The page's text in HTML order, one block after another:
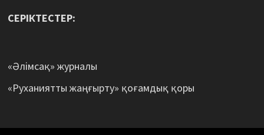
СЕРІКТЕСТЕР:
«Әлімсақ» журналы
«Руханиятты жаңғырту» қоғамдық қоры